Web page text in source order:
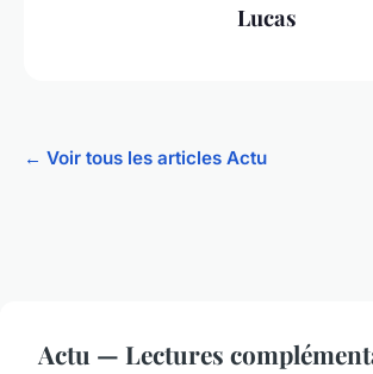
Lucas
← Voir tous les articles Actu
Actu — Lectures